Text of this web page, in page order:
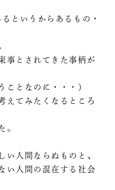
というからあるもの・
事とされてきた事柄が
ことなのに・・・）
えてみたくなるところ
。
い人間ならぬものと、
い人間の混在する社会